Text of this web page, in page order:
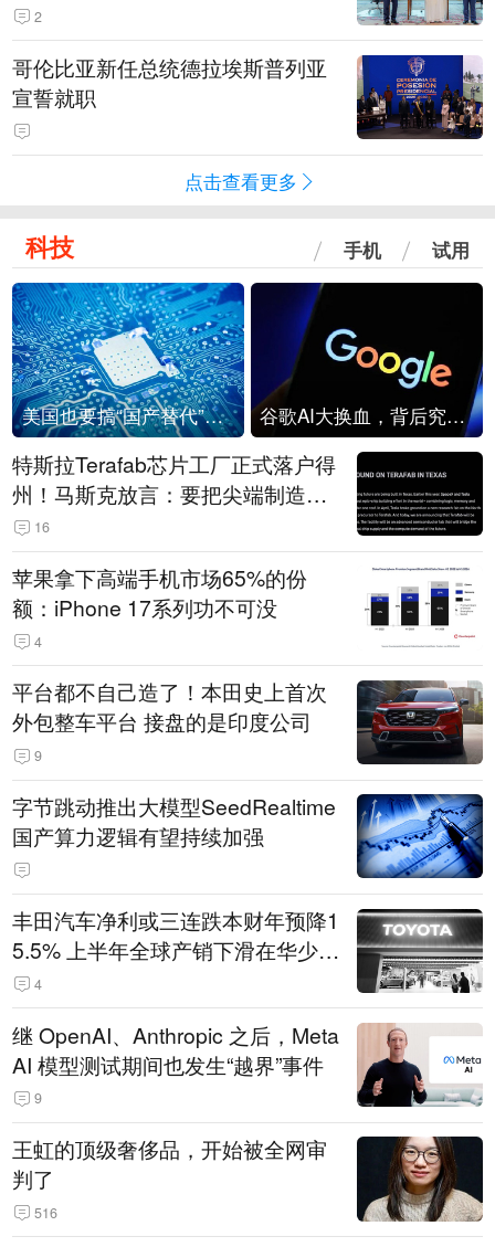
2
哥伦比亚新任总统德拉埃斯普列亚
宣誓就职
点击查看更多
科技 手机 试用
美国也要搞“国产替代”？先算清三笔账 谷歌AI大换血，背后究竟发生了什么？
特斯拉Terafab芯片工厂正式落户得
州！马斯克放言：要把尖端制造带
回美国
16
苹果拿下高端手机市场65%的份
额：iPhone 17系列功不可没
4
平台都不自己造了！本田史上首次
外包整车平台 接盘的是印度公司
9
字节跳动推出大模型SeedRealtime
国产算力逻辑有望持续加强
丰田汽车净利或三连跌本财年预降1
5.5% 上半年全球产销下滑在华少卖
14.3万辆
4
继 OpenAI、Anthropic 之后，Meta
AI 模型测试期间也发生“越界”事件
9
王虹的顶级奢侈品，开始被全网审
判了
516